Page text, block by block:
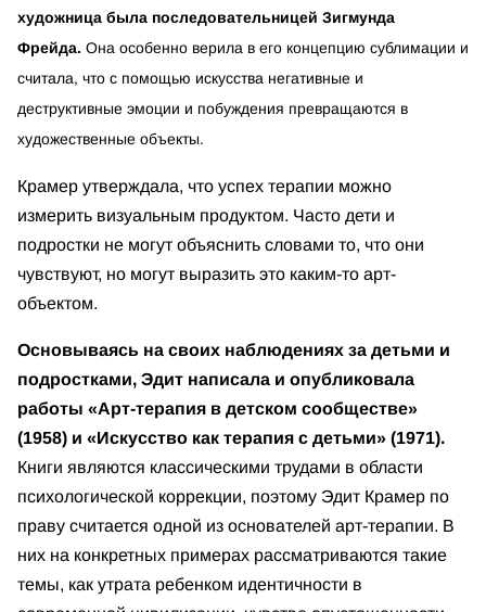
художница была последовательницей Зигмунда
Фрейда. Она особенно верила в его концепцию сублимации и
считала, что с помощью искусства негативные и
деструктивные эмоции и побуждения превращаются в
художественные объекты.
Крамер утверждала, что успех терапии можно
измерить визуальным продуктом. Часто дети и
подростки не могут объяснить словами то, что они
чувствуют, но могут выразить это каким-то арт-
объектом.
Основываясь на своих наблюдениях за детьми и
подростками, Эдит написала и опубликовала
работы «Арт-терапия в детском сообществе»
(1958) и «Искусство как терапия с детьми» (1971).
Книги являются классическими трудами в области
психологической коррекции, поэтому Эдит Крамер по
праву считается одной из основателей арт-терапии. В
них на конкретных примерах рассматриваются такие
темы, как утрата ребенком идентичности в